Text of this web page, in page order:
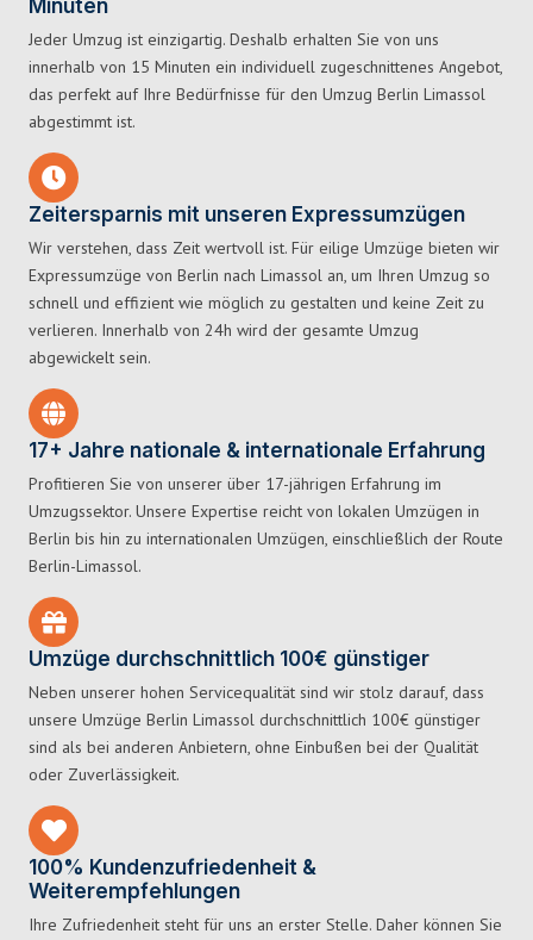
Minuten
Jeder Umzug ist einzigartig. Deshalb erhalten Sie von uns
innerhalb von 15 Minuten ein individuell zugeschnittenes Angebot,
das perfekt auf Ihre Bedürfnisse für den Umzug Berlin Limassol
abgestimmt ist.
Zeitersparnis mit unseren Expressumzügen
Wir verstehen, dass Zeit wertvoll ist. Für eilige Umzüge bieten wir
Expressumzüge von Berlin nach Limassol an, um Ihren Umzug so
schnell und effizient wie möglich zu gestalten und keine Zeit zu
verlieren. Innerhalb von 24h wird der gesamte Umzug
abgewickelt sein.
17+ Jahre nationale & internationale Erfahrung
Profitieren Sie von unserer über 17-jährigen Erfahrung im
Umzugssektor. Unsere Expertise reicht von lokalen Umzügen in
Berlin bis hin zu internationalen Umzügen, einschließlich der Route
Berlin-Limassol.
Umzüge durchschnittlich 100€ günstiger
Neben unserer hohen Servicequalität sind wir stolz darauf, dass
unsere Umzüge Berlin Limassol durchschnittlich 100€ günstiger
sind als bei anderen Anbietern, ohne Einbußen bei der Qualität
oder Zuverlässigkeit.
100% Kundenzufriedenheit &
Weiterempfehlungen
Ihre Zufriedenheit steht für uns an erster Stelle. Daher können Sie